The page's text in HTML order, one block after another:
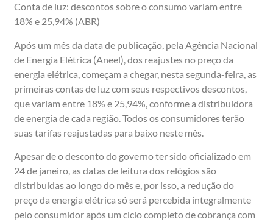
Conta de luz: descontos sobre o consumo variam entre
18% e 25,94% (ABR)
Após um mês da data de publicação, pela Agência Nacional
de Energia Elétrica (Aneel), dos reajustes no preço da
energia elétrica, começam a chegar, nesta segunda-feira, as
primeiras contas de luz com seus respectivos descontos,
que variam entre 18% e 25,94%, conforme a distribuidora
de energia de cada região. Todos os consumidores terão
suas tarifas reajustadas para baixo neste mês.
Apesar de o desconto do governo ter sido oficializado em
24 de janeiro, as datas de leitura dos relógios são
distribuídas ao longo do mês e, por isso, a redução do
preço da energia elétrica só será percebida integralmente
pelo consumidor após um ciclo completo de cobrança com